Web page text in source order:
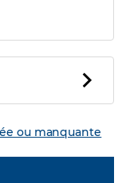
ou manquante